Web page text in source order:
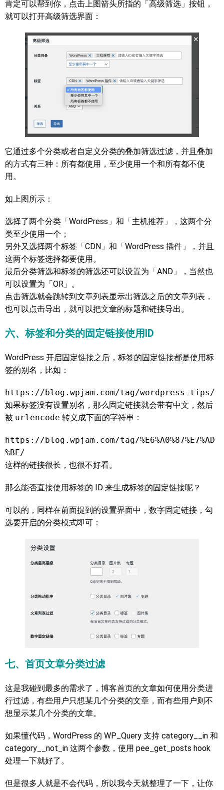
肯定可以帮到你，点击上图箭头所指的「高级筛选」按钮，
就可以打开高级筛选界面：
它通过多个分类或者自定义分类的叠加筛选过滤，并且叠加
的方式有三种：所有都使用，至少使用一个和所有都不使
用。
如上图所示：
选择了两个分类「WordPress」和「主机推荐」，这两个分
类至少使用一个；
另外又选择两个标签「CDN」和「WordPress 插件」，并且
这两个标签选择都要使用。
最后分类筛选和标签的筛选还可以设置为「AND」，当然也
可以设置为「OR」。
点击筛选就会跳转到文章列表显示出筛选之后的文章列表，
也可以点击导出，就可以把文章的标题和链接导出。
六、标签和分类的固定链接使用ID
WordPress 开启固定链接之后，标签的固定链接都是使用标
签的别名，比如：
https://blog.wpjam.com/tag/wordpress-tips/
如果标签没有设置别名，那么固定链接就会带有中文，然后
被 urlencode 转义成下面的字符串：
https://blog.wpjam.com/tag/%E6%A0%87%E7%AD
%BE/
这样的链接很长，也很不好看。
那么能否直接使用标签的 ID 来生成标签的固定链接呢？
可以的，同样在前面提到的设置界面中，数字固定链接，勾
选要开启的分类模式即可：
七、首页文章分类过滤
这是我碰到最多的需求了，博客首页的文章如何使用分类进
行过滤，有些用户只想某几个分类的文章，而有些用户则不
想显示某几个分类的文章。
如果懂代码，WordPress 的 WP_Query 支持 category__in 和
category__not_in 这两个参数，使用 pee_get_posts hook
处理一下就好了。
但是很多人就是不会代码，所以我今天就整理了一下，让你